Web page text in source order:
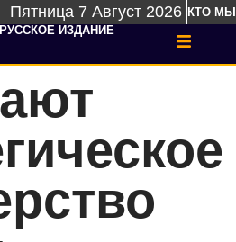
Пятница 7 Август 2026 КТО МЫ
РУССКОЕ ИЗДАНИЕ